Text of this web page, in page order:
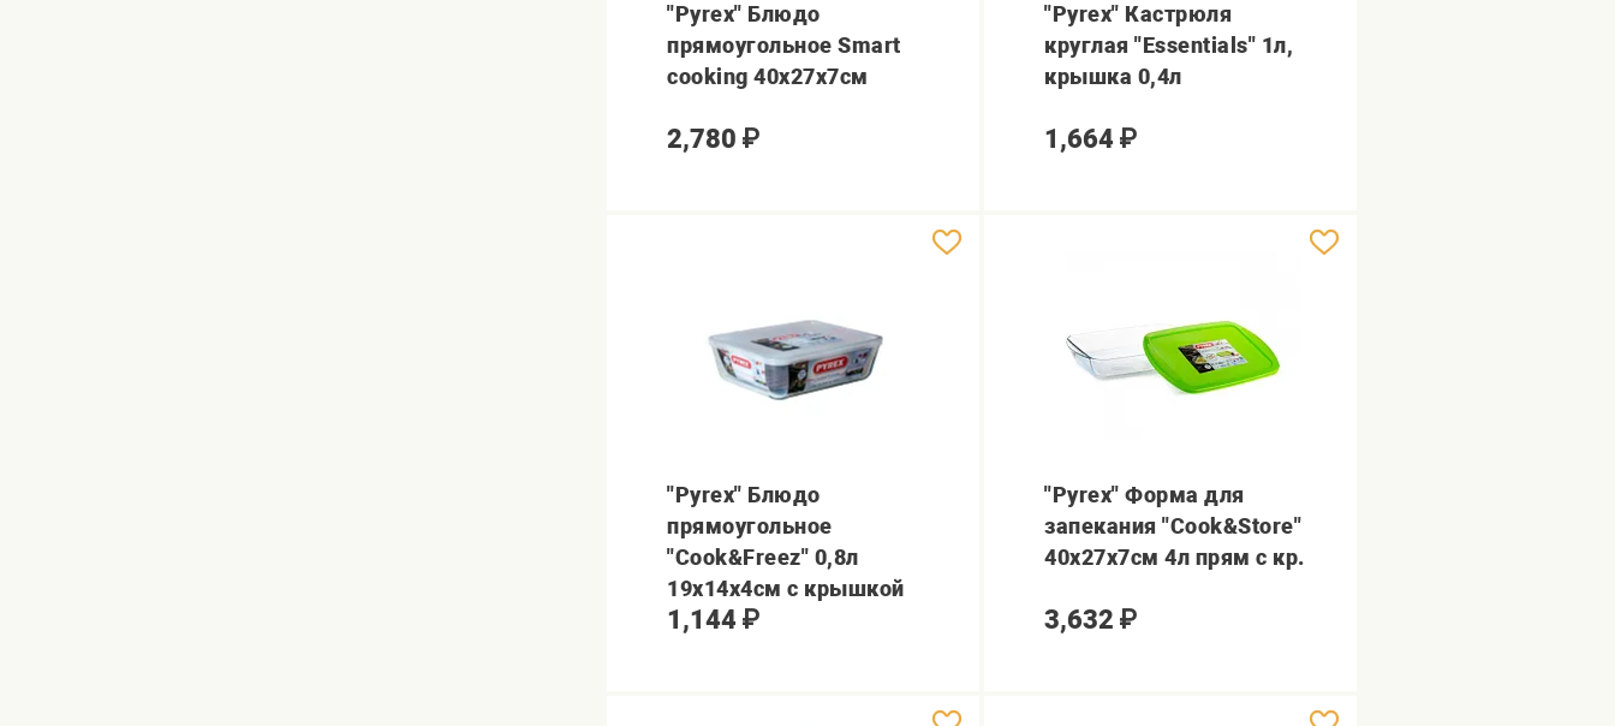
"Pyrex" Блюдо
прямоугольное Smart
cooking 40x27х7см
2,780 ₽
"Pyrex" Кастрюля
круглая "Essentials" 1л,
крышка 0,4л
1,664 ₽
"Pyrex" Блюдо
прямоугольное
"Cook&Freez" 0,8л
19x14x4см с крышкой
1,144 ₽
"Pyrex" Форма для
запекания "Cook&Store"
40х27х7см 4л прям с кр.
3,632 ₽